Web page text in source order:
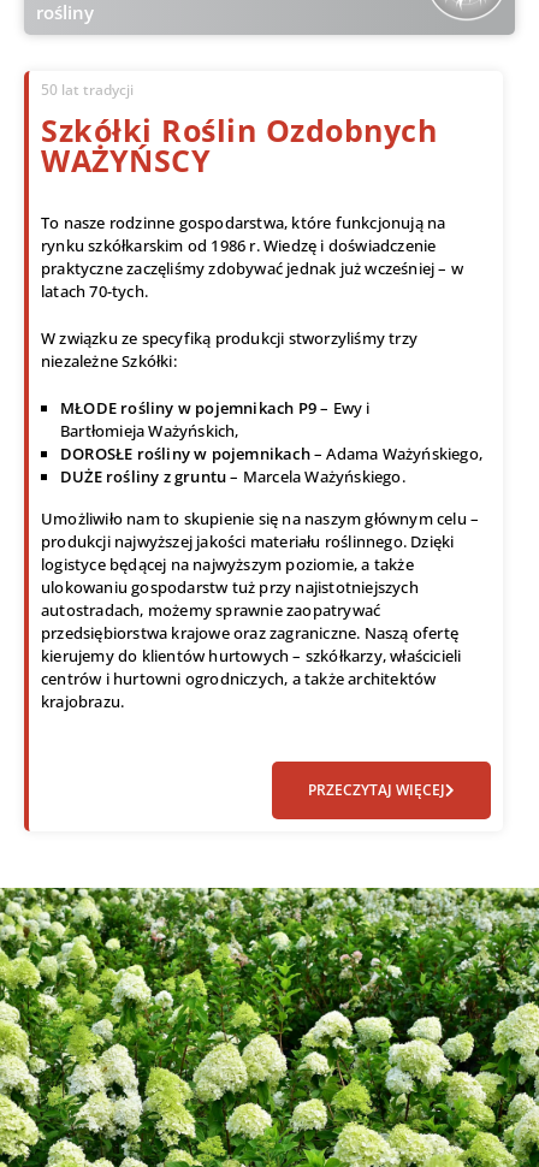
rośliny
50 lat tradycji
Szkółki Roślin Ozdobnych
WAŻYŃSCY
To nasze rodzinne gospodarstwa, które funkcjonują na
rynku szkółkarskim od 1986 r. Wiedzę i doświadczenie
praktyczne zaczęliśmy zdobywać jednak już wcześniej – w
latach 70-tych.
W związku ze specyfiką produkcji stworzyliśmy trzy
niezależne Szkółki:
MŁODE rośliny w pojemnikach P9– Ewy i
Bartłomieja Ważyńskich,
DOROSŁE rośliny w pojemnikach– Adama Ważyńskiego,
DUŻE rośliny z gruntu– Marcela Ważyńskiego.
Umożliwiło nam to skupienie się na naszym głównym celu –
produkcji najwyższej jakości materiału roślinnego. Dzięki
logistyce będącej na najwyższym poziomie, a także
ulokowaniu gospodarstw tuż przy najistotniejszych
autostradach, możemy sprawnie zaopatrywać
przedsiębiorstwa krajowe oraz zagraniczne. Naszą ofertę
kierujemy do klientów hurtowych – szkółkarzy, właścicieli
centrów i hurtowni ogrodniczych, a także architektów
krajobrazu.
PRZECZYTAJ WIĘCEJ